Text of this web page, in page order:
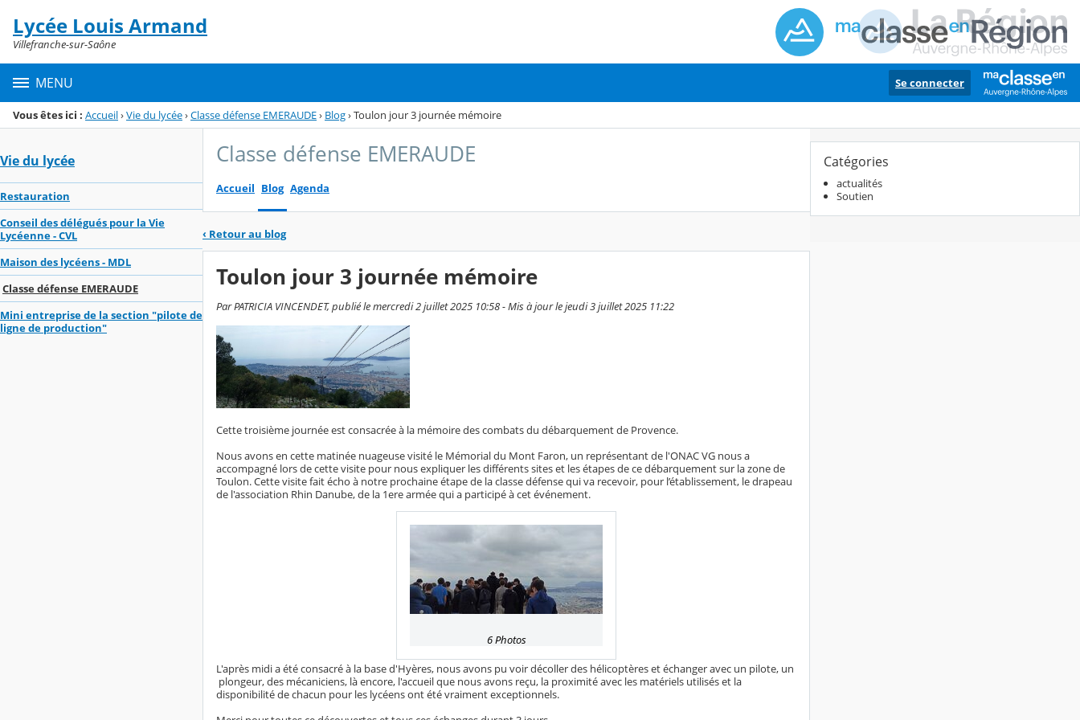
Menu de la rubrique
Contenu
Lycée Louis Armand
Villefranche-sur-Saône
MENU Se connecter
Vous êtes ici : Accueil›Vie du lycée›Classe défense EMERAUDE› Blog›Toulon jour 3 journée mémoire
Vie du lycée
Restauration
Conseil des délégués pour la Vie
Lycéenne - CVL
Maison des lycéens - MDL
Classe défense EMERAUDE
Mini entreprise de la section "pilote de
ligne de production"
Classe défense EMERAUDE
Accueil Blog Agenda
‹ Retour au blog
Toulon jour 3 journée mémoire
Par PATRICIA VINCENDET, publié le mercredi 2 juillet 2025 10:58 - Mis à jour le jeudi 3 juillet 2025 11:22
Cette troisième journée est consacrée à la mémoire des combats du débarquement de Provence.
Nous avons en cette matinée nuageuse visité le Mémorial du Mont Faron, un représentant de l'ONAC VG nous a
accompagné lors de cette visite pour nous expliquer les différents sites et les étapes de ce débarquement sur la zone de
Toulon. Cette visite fait écho à notre prochaine étape de la classe défense qui va recevoir, pour l’établissement, le drapeau
de l'association Rhin Danube, de la 1ere armée qui a participé à cet événement.
6 Photos
L'après midi a été consacré à la base d'Hyères, nous avons pu voir décoller des hélicoptères et échanger avec un pilote, un
plongeur, des mécaniciens, là encore, l'accueil que nous avons reçu, la proximité avec les matériels utilisés et la
disponibilité de chacun pour les lycéens ont été vraiment exceptionnels.
Catégories
actualités
Soutien